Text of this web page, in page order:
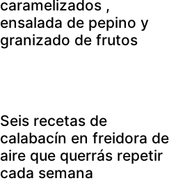
caramelizados ,
ensalada de pepino y
granizado de frutos
Seis recetas de
calabacín en freidora de
aire que querrás repetir
cada semana